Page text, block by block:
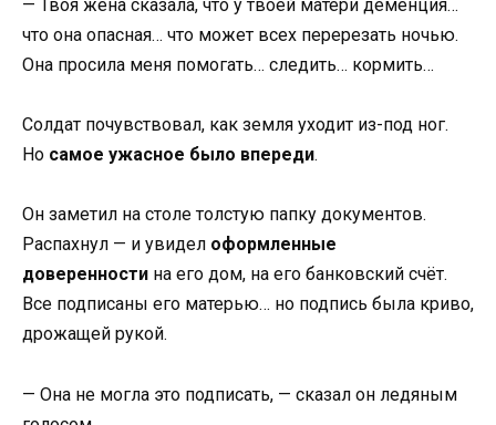
— Твоя жена сказала, что у твоей матери деменция…
что она опасная… что может всех перерезать ночью.
Она просила меня помогать… следить… кормить…
Солдат почувствовал, как земля уходит из-под ног.
Но самое ужасное было впереди.
Он заметил на столе толстую папку документов.
Распахнул — и увидел оформленные
доверенности на его дом, на его банковский счёт.
Все подписаны его матерью… но подпись была криво,
дрожащей рукой.
— Она не могла это подписать, — сказал он ледяным